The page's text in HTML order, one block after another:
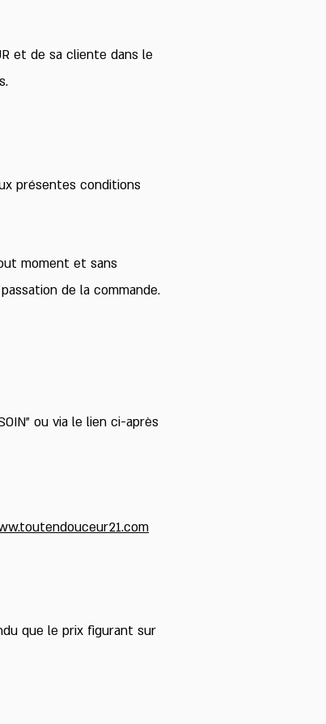
et de sa cliente dans le
présentes conditions
moment et sans
de la commande.
ou via le lien ci-après
que le prix figurant sur